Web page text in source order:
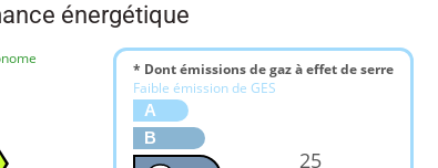
énergétique
* Dont émissions de gaz à effet de serre
Faible émission de GES
A
B
25